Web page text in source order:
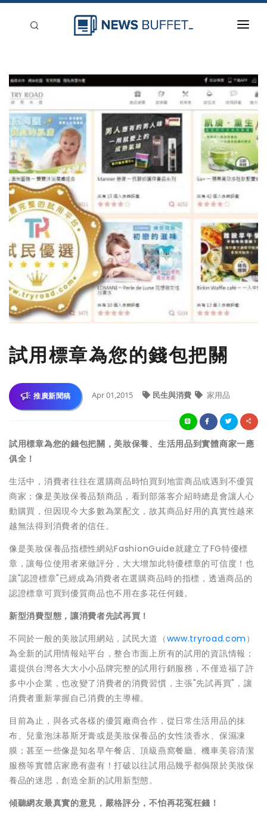
新聞稿分類
登入
刊登
試用標章為您的錢包把關
推廣新聞稿 Apr 01,2015 民生與消費 家用品
試用標章為您的錢包把關，美妝保養、 生活用品到實體商家一應
俱全！
生活中，消費者往往在選購商品時怕買到地雷商品或遇到不優質
商家；像是美妝保養品類商品，看到部落客介紹時總是會讓人心
動購買，但因現今大多數為業配文，故其商品好用的真實性越來
越無法得到消費者的信任。
像是美妝保養品指標性網站FashionGuide就建立了FG特優標
章，讓每位使用者來做評分，大大增加此特優標章的可信度！也
讓"認證標章"已經成為消費者在選購商品時的指標，透過商品的
認證標章可買到優質商品也不用在多花任何錢。
新型消費型態，讓消費者先試再買！
不同於一般的美妝試用網站，試民大道（www.tryroad.com ）
為全新的試用情報站平台，整合市面上所有的試用的資訊情報；
還提供台灣各大大小小品牌完整的試用行銷服務，不僅造福了許
多中小企業，也改變了消費者的消費習慣，主張"先試再買"，讓
消費者重新掌握自己消費的主導權。
目前為止，與各式各樣的優質廠商合作，從日常生活用品的抹
布、兒童泡沫慕斯牙膏或是美妝保養品的女性淡香水、保濕凍
膜；甚至一些像是知名早午餐店、頂級燕窩餐廳、機車美容清潔
服務等實體店家應有盡有！打破以往試用品幾乎都侷限於美妝保
養品的迷思，創造全新的試用新型態。
傾聽網友最真實的意見，嚴格評分，不怕再花冤枉錢！